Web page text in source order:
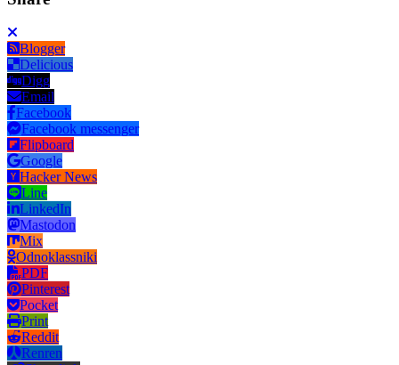
Blogger
Delicious
Digg
Email
Facebook
Facebook messenger
Flipboard
Google
Hacker News
Line
LinkedIn
Mastodon
Mix
Odnoklassniki
PDF
Pinterest
Pocket
Print
Reddit
Renren